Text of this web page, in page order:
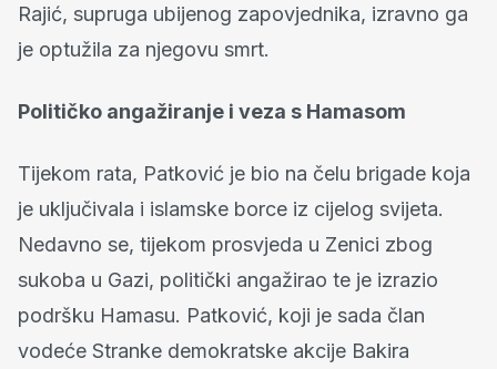
Rajić, supruga ubijenog zapovjednika, izravno ga
je optužila za njegovu smrt.
Političko angažiranje i veza s Hamasom
Tijekom rata, Patković je bio na čelu brigade koja
je uključivala i islamske borce iz cijelog svijeta.
Nedavno se, tijekom prosvjeda u Zenici zbog
sukoba u Gazi, politički angažirao te je izrazio
podršku Hamasu. Patković, koji je sada član
vodeće Stranke demokratske akcije Bakira